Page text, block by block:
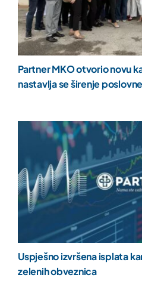
Partner MKO otvorio novu
nastavlja se širenje
Uspješno izvršena isplata
zelenih obveznica